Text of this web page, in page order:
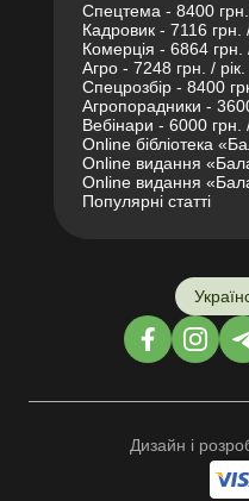
Спецтема - 8400 грн.
Кадровик - 7116 грн. /
Комерція - 6864 грн. /
Агро - 7248 грн. / рік.
Спецрозбір - 8400
Агропорадники -
Вебінари - 6000 грн. /
Online бібліотека
Online видання
Online видання
Популярні статті
Дизайн і